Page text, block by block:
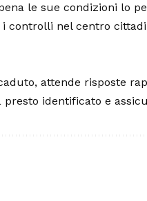
le sue condizioni lo
controlli nel centro
attende risposte
presto identificato e